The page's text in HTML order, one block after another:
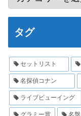
タグ
セットリスト
名探偵コナン
ライブビューイング
グラミー賞 名盤